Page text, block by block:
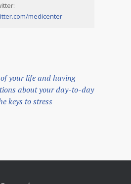
medicenter
your life and having
about your day-to-day
keys to stress